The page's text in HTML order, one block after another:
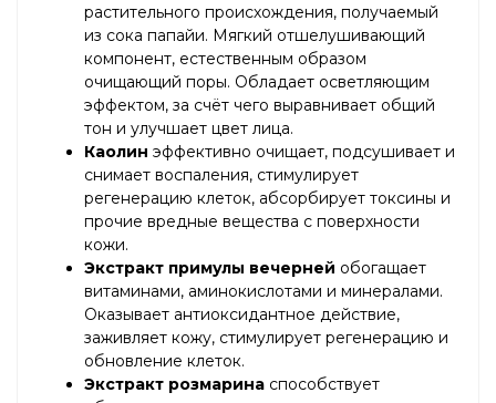
растительного происхождения, получаемый
из сока папайи. Мягкий отшелушивающий
компонент, естественным образом
очищающий поры. Обладает осветляющим
эффектом, за счёт чего выравнивает общий
тон и улучшает цвет лица.
Каолин эффективно очищает, подсушивает и
снимает воспаления, стимулирует
регенерацию клеток, абсорбирует токсины и
прочие вредные вещества с поверхности
кожи.
Экстракт примулы вечерней обогащает
витаминами, аминокислотами и минералами.
Оказывает антиоксидантное действие,
заживляет кожу, стимулирует регенерацию и
обновление клеток.
Экстракт розмарина способствует